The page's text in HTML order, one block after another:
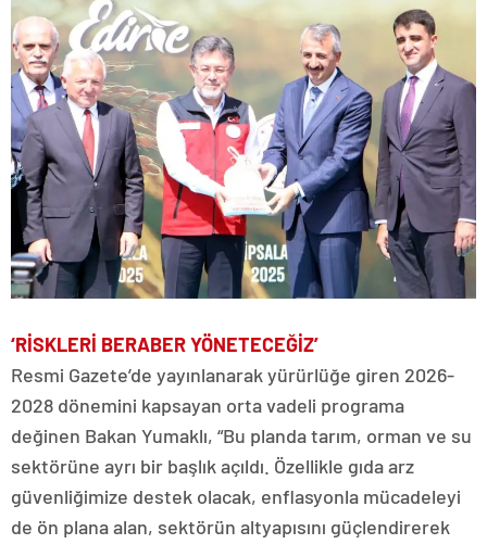
‘RİSKLERİ BERABER YÖNETECEĞİZ’
Resmi Gazete’de yayınlanarak yürürlüğe giren 2026-
2028 dönemini kapsayan orta vadeli programa
değinen Bakan Yumaklı, “Bu planda tarım, orman ve su
sektörüne ayrı bir başlık açıldı. Özellikle gıda arz
güvenliğimize destek olacak, enflasyonla mücadeleyi
de ön plana alan, sektörün altyapısını güçlendirerek